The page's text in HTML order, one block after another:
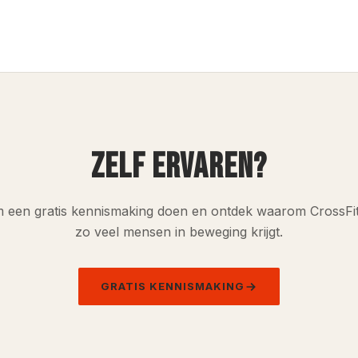
ZELF ERVAREN?
een gratis kennismaking doen en ontdek waarom
zo veel mensen in beweging krijgt.
GRATIS KENNISMAKING